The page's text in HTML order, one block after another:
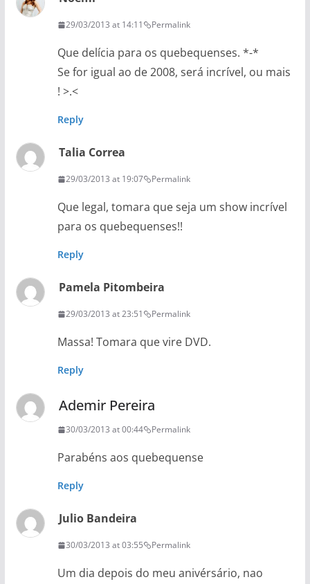
29/03/2013 at 14:11 Permalink
Que delícia para os quebequenses. *-*
Se for igual ao de 2008, será incrível, ou mais
! >.<
Reply
Talia Correa
29/03/2013 at 19:07 Permalink
Que legal, tomara que seja um show incrível
para os quebequenses!!
Reply
Pamela Pitombeira
29/03/2013 at 23:51 Permalink
Massa! Tomara que vire DVD.
Reply
Ademir Pereira
30/03/2013 at 00:44 Permalink
Parabéns aos quebequense
Reply
Julio Bandeira
30/03/2013 at 03:55 Permalink
Um dia depois do meu anivérsário, nao